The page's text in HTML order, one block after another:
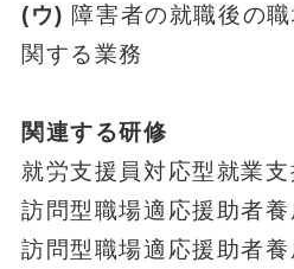
(ウ) 障害者の就職後の
関する業務
関連する研修
就労支援員対応型就業
訪問型職場適応援助者養
訪問型職場適応援助者養